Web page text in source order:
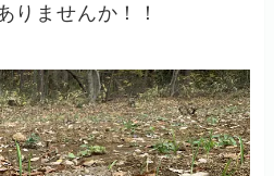
りませんか！！